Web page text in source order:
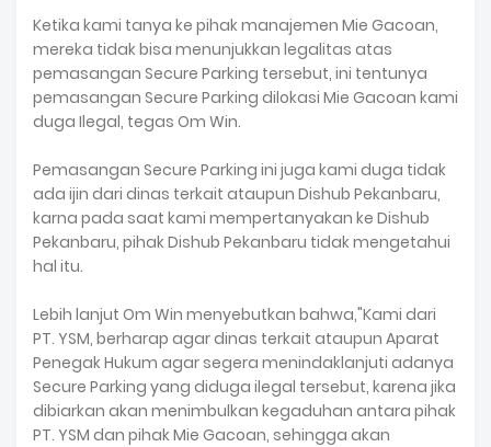
Ketika kami tanya ke pihak manajemen Mie Gacoan,
mereka tidak bisa menunjukkan legalitas atas
pemasangan Secure Parking tersebut, ini tentunya
pemasangan Secure Parking dilokasi Mie Gacoan kami
duga Ilegal, tegas Om Win.
Pemasangan Secure Parking ini juga kami duga tidak
ada ijin dari dinas terkait ataupun Dishub Pekanbaru,
karna pada saat kami mempertanyakan ke Dishub
Pekanbaru, pihak Dishub Pekanbaru tidak mengetahui
hal itu.
Lebih lanjut Om Win menyebutkan bahwa,"Kami dari
PT. YSM, berharap agar dinas terkait ataupun Aparat
Penegak Hukum agar segera menindaklanjuti adanya
Secure Parking yang diduga ilegal tersebut, karena jika
dibiarkan akan menimbulkan kegaduhan antara pihak
PT. YSM dan pihak Mie Gacoan, sehingga akan